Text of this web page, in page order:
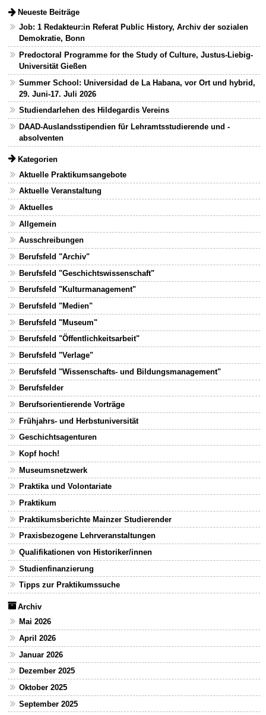
Neueste Beiträge
Job: 1 Redakteur:in Referat Public History, Archiv der sozialen
Demokratie, Bonn
Predoctoral Programme for the Study of Culture, Justus-Liebig-
Universität Gießen
Summer School: Universidad de La Habana, vor Ort und hybrid,
29. Juni-17. Juli 2026
Studiendarlehen des Hildegardis Vereins
DAAD-Auslandsstipendien für Lehramtsstudierende und -
absolventen
Kategorien
Aktuelle Praktikumsangebote
Aktuelle Veranstaltung
Aktuelles
Allgemein
Ausschreibungen
Berufsfeld "Archiv"
Berufsfeld "Geschichtswissenschaft"
Berufsfeld "Kulturmanagement"
Berufsfeld "Medien"
Berufsfeld "Museum"
Berufsfeld "Öffentlichkeitsarbeit"
Berufsfeld "Verlage"
Berufsfeld "Wissenschafts- und Bildungsmanagement"
Berufsfelder
Berufsorientierende Vorträge
Frühjahrs- und Herbstuniversität
Geschichtsagenturen
Kopf hoch!
Museumsnetzwerk
Praktika und Volontariate
Praktikum
Praktikumsberichte Mainzer Studierender
Praxisbezogene Lehrveranstaltungen
Qualifikationen von Historiker/innen
Studienfinanzierung
Tipps zur Praktikumssuche
Archiv
Mai 2026
April 2026
Januar 2026
Dezember 2025
Oktober 2025
September 2025